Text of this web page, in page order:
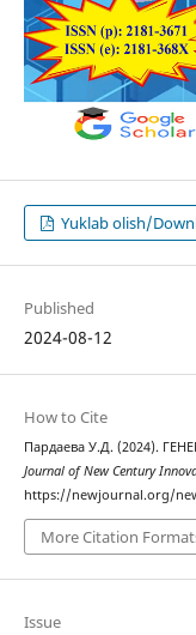
Yuklab olish/
Published
2024-08-12
How to Cite
Пардаева У.Д. (2024).
Journal of New Century
https://newjournal.org/
More Citation
Issue